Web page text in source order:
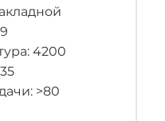
4200
>80